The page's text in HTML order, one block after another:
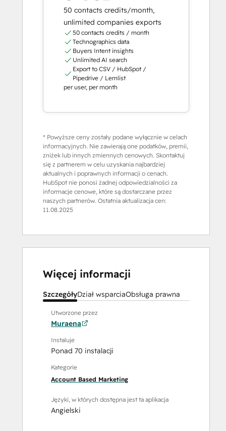
50 contacts credits/month,
unlimited companies exports
50 contacts credits / month
Technographics data
Buyers Intent insights
Unlimited AI search
Export to CSV / HubSpot /
Pipedrive / Lemlist
per user, per month
* Powyższe ceny zostały podane wyłącznie w celach
informacyjnych. Nie zawierają one podatków, premii,
zniżek lub innych zmiennych cenowych. Skontaktuj
się z partnerem w celu uzyskania najbardziej
aktualnych i poprawnych informacji o cenach.
HubSpot nie ponosi żadnej odpowiedzialności za
informacje cenowe, które są dostarczane przez
naszych partnerów. Ostatnia aktualizacja cen:
11.08.2025
Więcej informacji
SzczegółyDział wsparciaObsługa prawna
Utworzone przez
Muraena
Instaluje
Ponad 70 instalacji
Kategorie
Account Based Marketing
Języki, w których dostępna jest ta aplikacja
Angielski